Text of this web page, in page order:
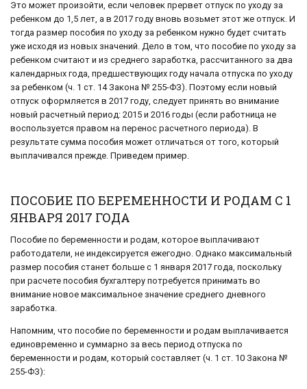
Это может произойти, если человек прервет отпуск по уходу за
ребенком до 1,5 лет, а в 2017 году вновь возьмет этот же отпуск. И
тогда размер пособия по уходу за ребенком нужно будет считать
уже исходя из новых значений. Дело в том, что пособие по уходу за
ребенком считают и из среднего заработка, рассчитанного за два
календарных года, предшествующих году начала отпуска по уходу
за ребенком (ч. 1 ст. 14 Закона № 255-ФЗ). Поэтому если новый
отпуск оформляется в 2017 году, следует принять во внимание
новый расчетный период: 2015 и 2016 годы (если работница не
воспользуется правом на перенос расчетного периода). В
результате сумма пособия может отличаться от того, который
выплачивался прежде. Приведем пример.
ПОСОБИЕ ПО БЕРЕМЕННОСТИ И РОДАМ C 1
ЯНВАРЯ 2017 ГОДА
Пособие по беременности и родам, которое выплачивают
работодатели, не индексируется ежегодно. Однако максимальный
размер пособия станет больше с 1 января 2017 года, поскольку
при расчете пособия бухгалтеру потребуется принимать во
внимание новое максимальное значение среднего дневного
заработка.
Напомним, что пособие по беременности и родам выплачивается
единовременно и суммарно за весь период отпуска по
беременности и родам, который составляет (ч. 1 ст. 10 Закона №
255-ФЗ):